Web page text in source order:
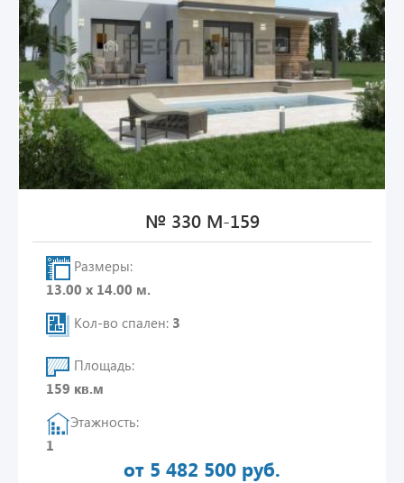
№ 330 М-159
Размеры:
13.00 х 14.00 м.
Кол-во спален: 3
Площадь:
159 кв.м
Этажность:
1
от 5 482 500 руб.